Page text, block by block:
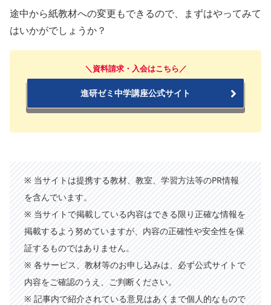
途中から紙教材への変更もできるので、まずはやってみて
はいかがでしょうか？
＼資料請求・入会はこちら／
進研ゼミ中学講座公式サイト
※ 当サイトは提携する教材、教室、学習方法等のPR情報
を含んでいます。
※ 当サイトで掲載している内容はできる限り正確な情報を
掲載するよう努めていますが、内容の正確性や安全性を保
証するものではありません。
※ 各サービス、教材等のお申し込みは、必ず公式サイトで
内容をご確認のうえ、ご判断ください。
※ 記事内で紹介されている意見はあくまで個人的なもので